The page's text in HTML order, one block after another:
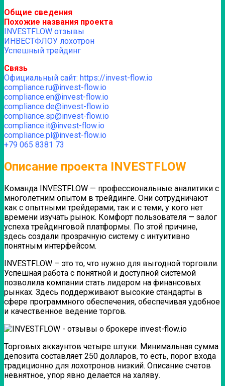
Общие сведения
Похожие названия проекта
INVESTFLOW отзывы
ИНВЕСТФЛОУ лохотрон
Успешный трейдинг
Связь
Официальный сайт: https://invest-flow.io
compliance.ru@invest-flow.io
compliance.en@invest-flow.io
compliance.de@invest-flow.io
compliance.sp@invest-flow.io
compliance.it@invest-flow.io
compliance.pl@invest-flow.io
+79 065 8381 73
Описание проекта INVESTFLOW
Команда INVESTFLOW — профессиональные аналитики с
многолетним опытом в трейдинге. Они сотрудничают
как с опытными трейдерами, так и с теми, у кого нет
времени изучать рынок. Комфорт пользователя — залог
успеха трейдинговой платформы. По этой причине,
здесь создали прозрачную систему с интуитивно
понятным интерфейсом.
INVESTFLOW – это то, что нужно для выгодной торговли.
Успешная работа с понятной и доступной системой
позволила компании стать лидером на финансовых
рынках. Здесь поддерживают высокие стандарты в
сфере программного обеспечения, обеспечивая удобное
и качественное ведение торгов.
Торговых аккаунтов четыре штуки. Минимальная сумма
депозита составляет 250 долларов, то есть, порог входа
традиционно для лохотронов низкий. Описание счетов
невнятное, упор явно делается на халяву.